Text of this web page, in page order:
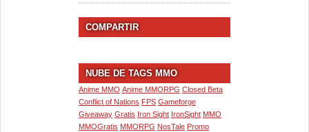
COMPARTIR
NUBE DE TAGS MMO
Anime MMO Anime MMORPG Closed Beta
Conflict of Nations FPS Gameforge
Giveaway Gratis Iron Sight IronSight MMO
MMOGratis MMORPG NosTale Promo